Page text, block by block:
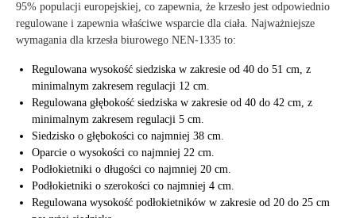
95% populacji europejskiej, co zapewnia, że krzesło jest odpowiednio
regulowane i zapewnia właściwe wsparcie dla ciała. Najważniejsze
wymagania dla krzesła biurowego NEN-1335 to:
Regulowana wysokość siedziska w zakresie od 40 do 51 cm, z
minimalnym zakresem regulacji 12 cm.
Regulowana głębokość siedziska w zakresie od 40 do 42 cm, z
minimalnym zakresem regulacji 5 cm.
Siedzisko o głębokości co najmniej 38 cm.
Oparcie o wysokości co najmniej 22 cm.
Podłokietniki o długości co najmniej 20 cm.
Podłokietniki o szerokości co najmniej 4 cm.
Regulowana wysokość podłokietników w zakresie od 20 do 25 cm